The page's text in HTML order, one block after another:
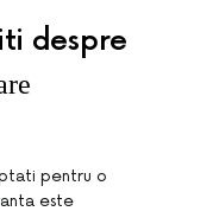
despre
pentru o
este